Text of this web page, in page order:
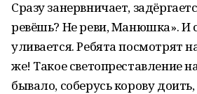
Сразу занервничает,
ревёшь? Не реви, Манюшка». И
уливается. Ребята посмотрят
же! Такое светопреставление
бывало, соберусь корову